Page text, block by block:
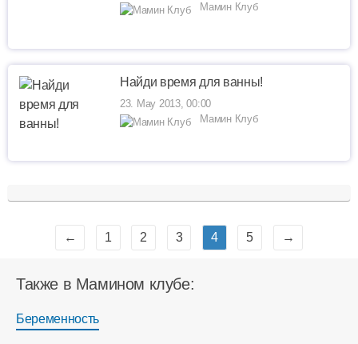
Мамин Клуб
Найди время для ванны!
23. May 2013, 00:00
Мамин Клуб
← 1 2 3 4 5 →
Также в Мамином клубе:
Беременность